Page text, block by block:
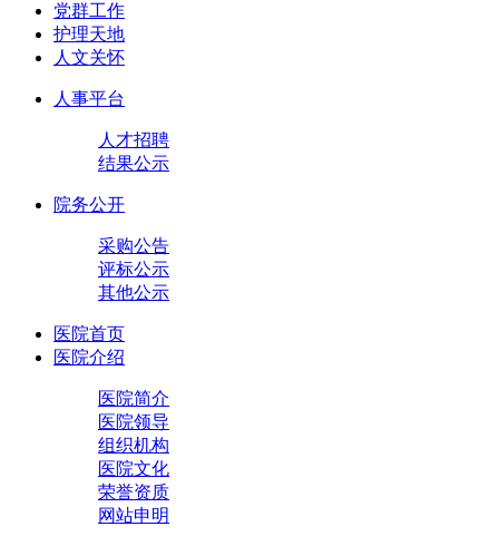
党群工作
护理天地
人文关怀
人事平台
人才招聘
结果公示
院务公开
采购公告
评标公示
其他公示
医院首页
医院介绍
医院简介
医院领导
组织机构
医院文化
荣誉资质
网站申明